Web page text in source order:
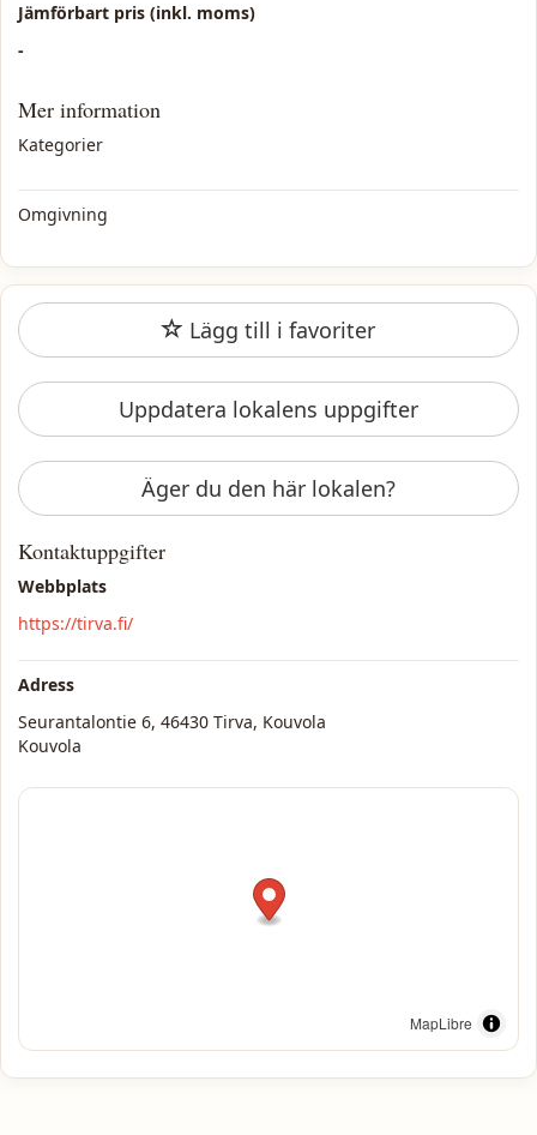
Jämförbart pris (inkl. moms)
-
Mer information
Kategorier
Omgivning
Lägg till i favoriter
Uppdatera lokalens uppgifter
Äger du den här lokalen?
Kontaktuppgifter
Webbplats
https://tirva.fi/
Adress
Seurantalontie 6, 46430 Tirva, Kouvola
Kouvola
MapLibre